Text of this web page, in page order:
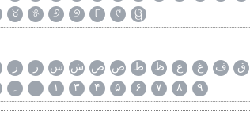
୪ ୫ ୬ ୭ ୮ ୯ ୱ
ر ز س ش ص ض ط ظ ع غ ف ق
۔ ۱ ۳ ۴ ۵ ۶ ۷ ۸ ۹